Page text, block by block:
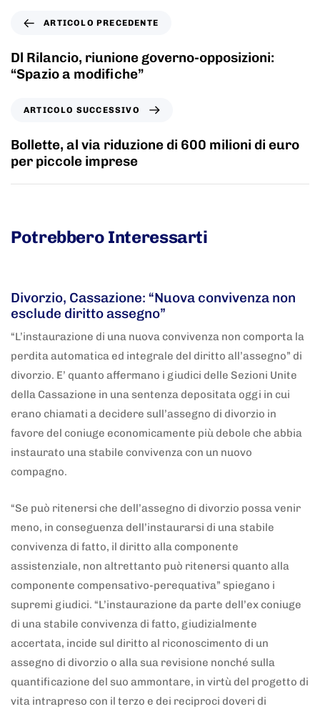
ARTICOLO PRECEDENTE
Dl Rilancio, riunione governo-opposizioni:
“Spazio a modifiche”
ARTICOLO SUCCESSIVO
Bollette, al via riduzione di 600 milioni di euro
per piccole imprese
Potrebbero Interessarti
Divorzio, Cassazione: “Nuova convivenza non
esclude diritto assegno”
“L’instaurazione di una nuova convivenza non comporta la
perdita automatica ed integrale del diritto all’assegno” di
divorzio. E’ quanto affermano i giudici delle Sezioni Unite
della Cassazione in una sentenza depositata oggi in cui
erano chiamati a decidere sull’assegno di divorzio in
favore del coniuge economicamente più debole che abbia
instaurato una stabile convivenza con un nuovo
compagno.
“Se può ritenersi che dell’assegno di divorzio possa venir
meno, in conseguenza dell’instaurarsi di una stabile
convivenza di fatto, il diritto alla componente
assistenziale, non altrettanto può ritenersi quanto alla
componente compensativo-perequativa” spiegano i
supremi giudici. “L’instaurazione da parte dell’ex coniuge
di una stabile convivenza di fatto, giudizialmente
accertata, incide sul diritto al riconoscimento di un
assegno di divorzio o alla sua revisione nonché sulla
quantificazione del suo ammontare, in virtù del progetto di
vita intrapreso con il terzo e dei reciproci doveri di